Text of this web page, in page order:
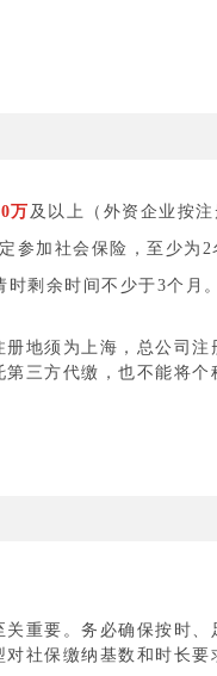
万 及以上（外资企业按
参加社会保险，至少为2
时剩余时间不少于3个月
地须为上海，总公司
三方代缴，也不能将个
重要。务必确保按时
社保缴纳基数和时长要